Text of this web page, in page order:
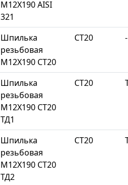
М12Х190 AISI
321
Шпилька
резьбовая
М12Х190 СТ20
СТ20 -
Шпилька
резьбовая
М12Х190 СТ20
ТД1
СТ20
Шпилька
резьбовая
М12Х190 СТ20
ТД2
СТ20